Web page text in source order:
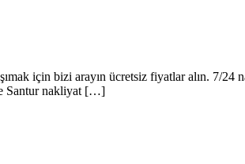
için bizi arayın ücretsiz fiyatlar alın. 7/24
Santur nakliyat […]